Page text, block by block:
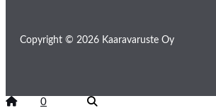
Copyright © 2026 Kaaravaruste Oy
0